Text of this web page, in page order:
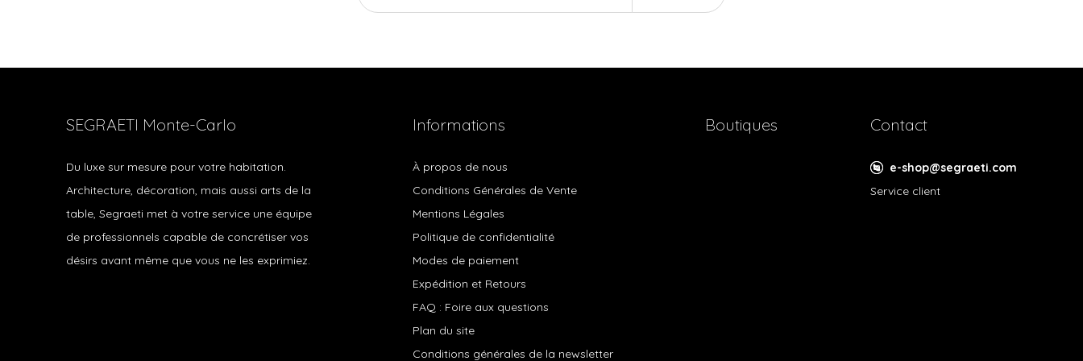
SEGRAETI Monte-Carlo
Du luxe sur mesure pour votre habitation.
Architecture, décoration, mais aussi arts de la
table, Segraeti met à votre service une équipe
de professionnels capable de concrétiser vos
désirs avant même que vous ne les exprimiez.
Informations
À propos de nous
Conditions Générales de Vente
Mentions Légales
Politique de confidentialité
Modes de paiement
Expédition et Retours
FAQ : Foire aux questions
Plan du site
Conditions générales de la newsletter
Boutiques Contact
e-shop@segraeti.com
Service client